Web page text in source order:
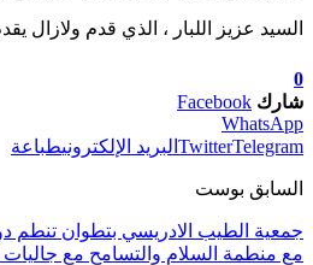
السيد عزيز اللبار ، الذي قدم ولازال
0
شارك Facebook
WhatsApp
TwitterTelegram البريد الإلكترونيطباعة
السابق بوست
جمعية الطيب الادريسي بتطوان تنطم
مع منطمة السلام والتسامح مع جاليات